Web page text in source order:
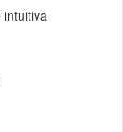
intuitiva